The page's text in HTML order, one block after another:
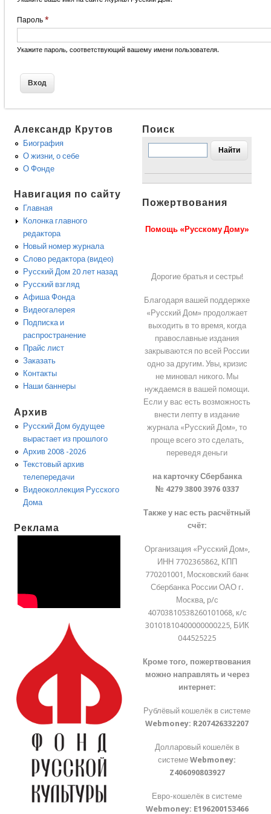
Пароль *
Укажите пароль, соответствующий вашему имени пользователя.
Александр Крутов
Биография
О жизни, о себе
О Фонде
Навигация по сайту
Главная
Колонка главного
редактора
Новый номер журнала
Слово редактора (видео)
Русский Дом 20 лет назад
Русский взгляд
Афиша Фонда
Видеогалерея
Подписка и
распространение
Прайс лист
Заказать
Контакты
Наши баннеры
Архив
Русский Дом будущее
вырастает из прошлого
Архив 2008 -2026
Текстовый архив
телепередачи
Видеоколлекция Русского
Дома
Реклама
Поиск
Пожертвования
Помощь «Русскому Дому»
Дорогие братья и сестры!
Благодаря вашей поддержке
«Русский Дом» продолжает
выходить в то время, когда
православные издания
закрываются по всей России
одно за другим. Увы, кризис
не миновал никого. Мы
нуждаемся в вашей помощи.
Если у вас есть возможность
внести лепту в издание
журнала «Русский Дом», то
проще всего это сделать,
переведя деньги
на карточку Сбербанка
№ 4279 3800 3976 0337
Также у нас есть расчётный
счёт:
Организация «Русский Дом»,
ИНН 7702365862, КПП
770201001, Московский банк
Сбербанка России ОАО г.
Москва, р/с
40703810538260101068, к/с
30101810400000000225, БИК
044525225
Кроме того, пожертвования
можно направлять и через
интернет:
Рублёвый кошелёк в системе
Webmoney: R207426332207
Долларовый кошелёк в
системеWebmoney:
Z406090803927
Евро-кошелёк в системе
Webmoney: E196200153466